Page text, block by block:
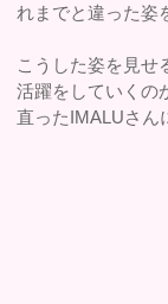
れまでと違った姿
こうした姿を見せ
活躍をしていくの
直ったIMALUさん